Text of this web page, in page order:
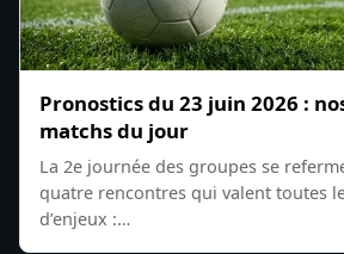
Pronostics du 23 juin 2026 :
matchs du jour
La 2e journée des groupes se
quatre rencontres qui valent toutes
d’enjeux :…